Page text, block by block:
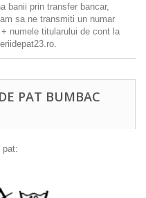
banii prin transfer bancar,
sa ne transmiti un numar
numele titularului de cont la
PAT BUMBAC
pat: